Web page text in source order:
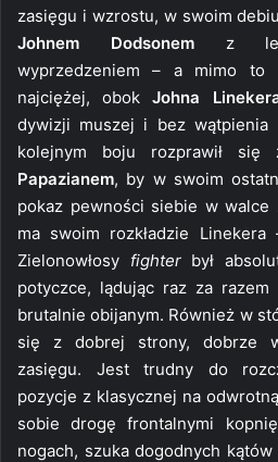
zasięgu i wzrostu, w swoim
Johnem Dodsonemz
wyprzedzeniem – a mimo to
najciężej, obokJohna
dywizji muszej i bez wątpienia
kolejnym boju rozprawił się
Papazianem, by w swoim
pokaz pewności siebie w
ma swoim rozkładzie Linekera
Zielonowłosy fighterbył
potyczce, lądując raz za
brutalnie obijanym. Również w
się z dobrej strony, dobrze
zasięgu. Jest trudny do
pozycje z klasycznej na
sobie drogę frontalnymi
nogach, szuka dogodnych kątów